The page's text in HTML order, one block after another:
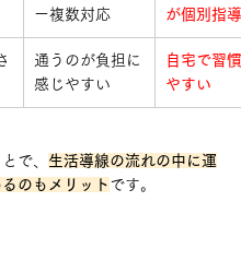
ー複数対応
が個別指導
通うのが負担に
感じやすい
自宅で習慣
やすい
で、 生活導線の流れの中に運
のもメリット です。